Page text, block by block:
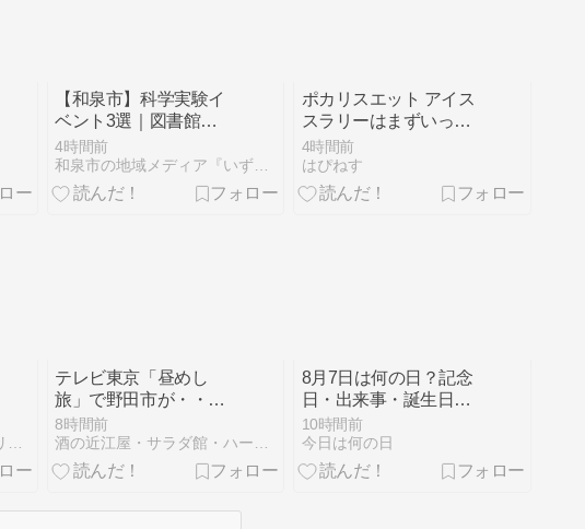
【和泉市】科学実験イ
ベント3選｜図書館・
大学の企画を紹介
4時間前
ポカリスエット アイス
スラリーはまずいって
本当？ シャーベットと
の違いや口コミを調
査！
4時間前
はぴねす
テレビ東京「昼めし
旅」で野田市が・・・
醤油アイスと醤油ロー
ルケーキも！！
8時間前
8月7日は何の日？記念
日・出来事・誕生日・
誕生花を詳しく紹介
10時間前
今日は何の日